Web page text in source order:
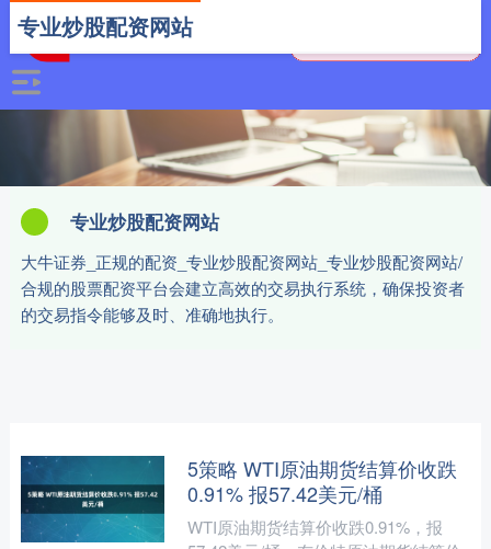
专业炒股配资网站
大牛证券_正规的配资_专业炒股配资网站_专业炒股配资网站/
合规的股票配资平台会建立高效的交易执行系统，确保投资者
的交易指令能够及时、准确地执行。
专业炒股配资网站
5策略 WTI原油期货结算价收跌
0.91% 报57.42美元/桶
WTI原油期货结算价收跌0.91%，报